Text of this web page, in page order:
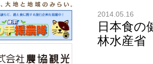
2014.05.16
日本食の
林水産省